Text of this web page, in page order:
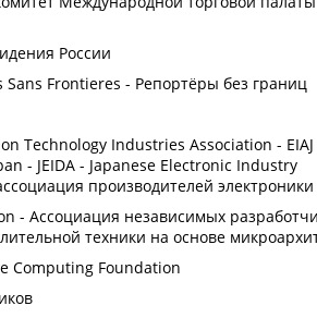
России
Frontieres - Репортёры без границ
Technology Industries Association - EIAJ
- JEIDA - Japanese Electronic Industry
производителей
- Ассоциация независимых
техники на основе
Computing Foundation